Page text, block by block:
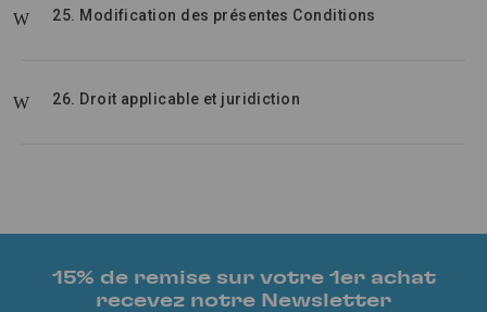
25. Modification des présentes Conditions
26. Droit applicable et juridiction
15% de remise sur votre 1er achat
recevez notre Newsletter